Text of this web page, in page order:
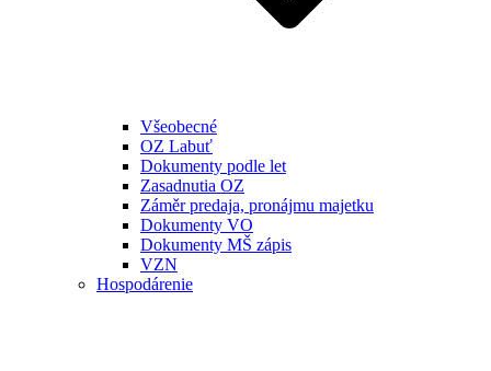
Všeobecné
OZ Labuť
Dokumenty podle let
Zasadnutia OZ
Záměr predaja, pronájmu majetku
Dokumenty VO
Dokumenty MŠ zápis
VZN
Hospodárenie